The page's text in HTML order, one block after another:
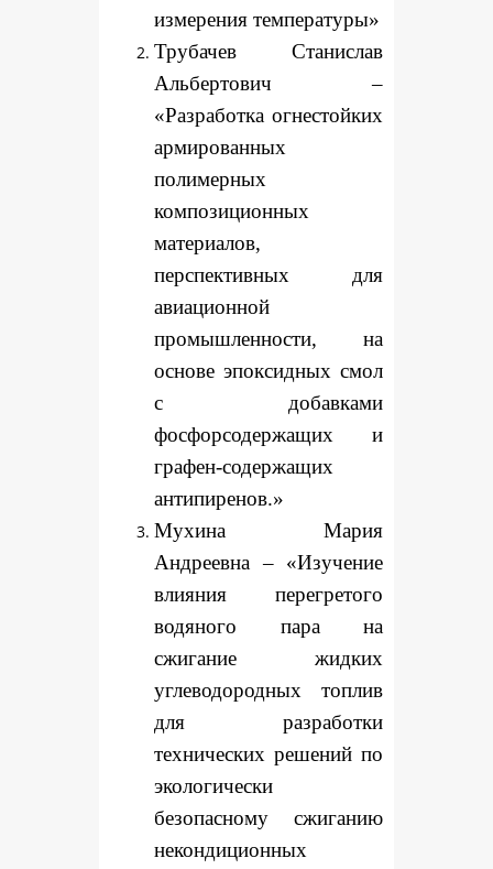
измерения температуры»
Трубачев Станислав
Альбертович –
«Разработка огнестойких
армированных
полимерных
композиционных
материалов,
перспективных для
авиационной
промышленности, на
основе эпоксидных смол
с добавками
фосфорсодержащих и
графен-содержащих
антипиренов.»
Мухина Мария
Андреевна – «Изучение
влияния перегретого
водяного пара на
сжигание жидких
углеводородных топлив
для разработки
технических решений по
экологически
безопасному сжиганию
некондиционных